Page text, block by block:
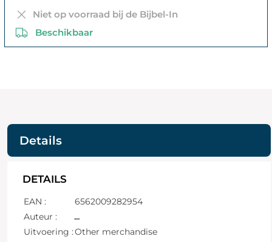
Niet op voorraad bij de Bijbel-In
Beschikbaar
Details
DETAILS
EAN :
6562009282954
Auteur :
...
Uitvoering :Other merchandise